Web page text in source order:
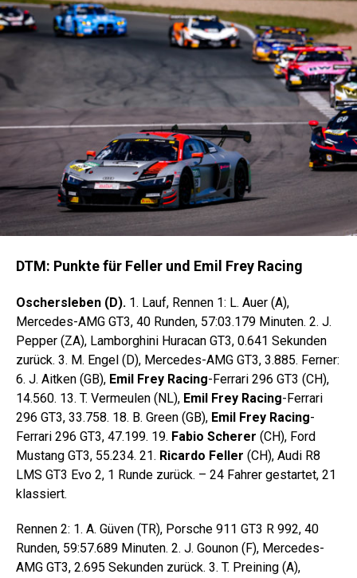
DTM: Punkte für Feller und Emil Frey Racing
Oschersleben (D). 1. Lauf, Rennen 1: L. Auer (A),
Mercedes-AMG GT3, 40 Runden, 57:03.179 Minuten. 2. J.
Pepper (ZA), Lamborghini Huracan GT3, 0.641 Sekunden
zurück. 3. M. Engel (D), Mercedes-AMG GT3, 3.885. Ferner:
6. J. Aitken (GB), Emil Frey Racing-Ferrari 296 GT3 (CH),
14.560. 13. T. Vermeulen (NL), Emil Frey Racing-Ferrari
296 GT3, 33.758. 18. B. Green (GB), Emil Frey Racing-
Ferrari 296 GT3, 47.199. 19. Fabio Scherer (CH), Ford
Mustang GT3, 55.234. 21. Ricardo Feller (CH), Audi R8
LMS GT3 Evo 2, 1 Runde zurück. – 24 Fahrer gestartet, 21
klassiert.
Rennen 2: 1. A. Güven (TR), Porsche 911 GT3 R 992, 40
Runden, 59:57.689 Minuten. 2. J. Gounon (F), Mercedes-
AMG GT3, 2.695 Sekunden zurück. 3. T. Preining (A),